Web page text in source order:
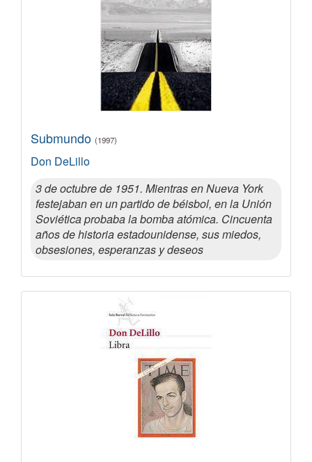
Submundo (1997)
Don DeLillo
3 de octubre de 1951. Mientras en Nueva York
festejaban en un partido de béisbol, en la Unión
Soviética probaba la bomba atómica. Cincuenta
años de historia estadounidense, sus miedos,
obsesiones, esperanzas y deseos